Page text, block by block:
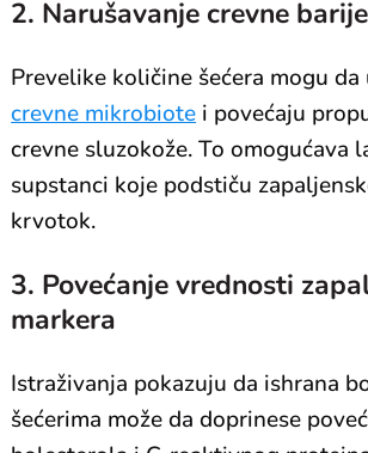
2. Narušavanje crevne
Prevelike količine šećera mogu da
crevne mikrobiote i povećaju
crevne sluzokože. To omogućava
supstanci koje podstiču
krvotok.
3. Povećanje vrednosti
markera
Istraživanja pokazuju da ishrana
šećerima može da doprinese